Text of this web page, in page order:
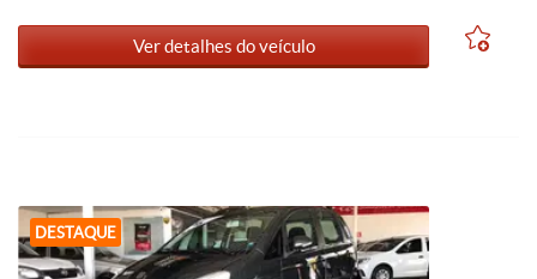
Ver detalhes do veículo
DESTAQUE